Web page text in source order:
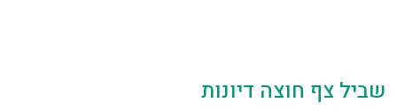
שביל צף חוצה דיונות